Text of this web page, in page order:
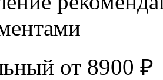
от 8900 ₽